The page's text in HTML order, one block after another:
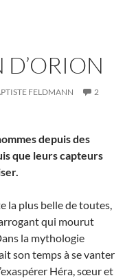
FELDMANN
2
depuis des
que leurs capteurs
la plus belle de toutes,
qui mourut
la mythologie
son temps à se vanter
Héra, sœur et